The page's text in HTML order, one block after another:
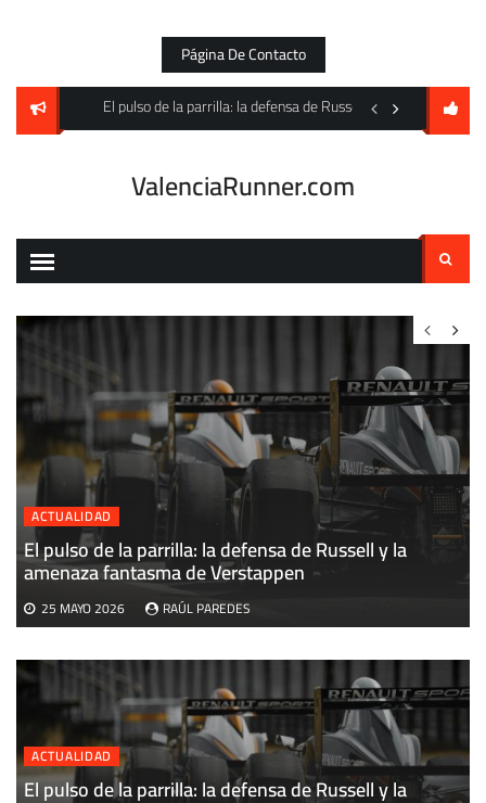
Página De Contacto
pero cede un empate en Mestalla
El pulso de la parrilla: la defensa de Russell y la amenaza
Un festín goleador
ValenciaRunner.com
Buscar:
ACTUALIDAD
El pulso de la parrilla: la defensa de Russell y la
ACTUALIDAD
El pulso de la parrilla: la defensa de Russell y la
amenaza fantasma de Verstappen
25 MAYO 2026 RAÚL PAREDES